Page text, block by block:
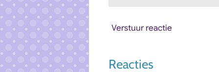
Verstuur reactie
Reacties